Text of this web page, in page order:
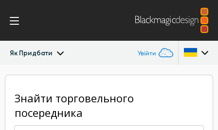
Як Придбати Увійти
Blackmagic RAW
Australia
Austria
Знайти торговельного
посередника